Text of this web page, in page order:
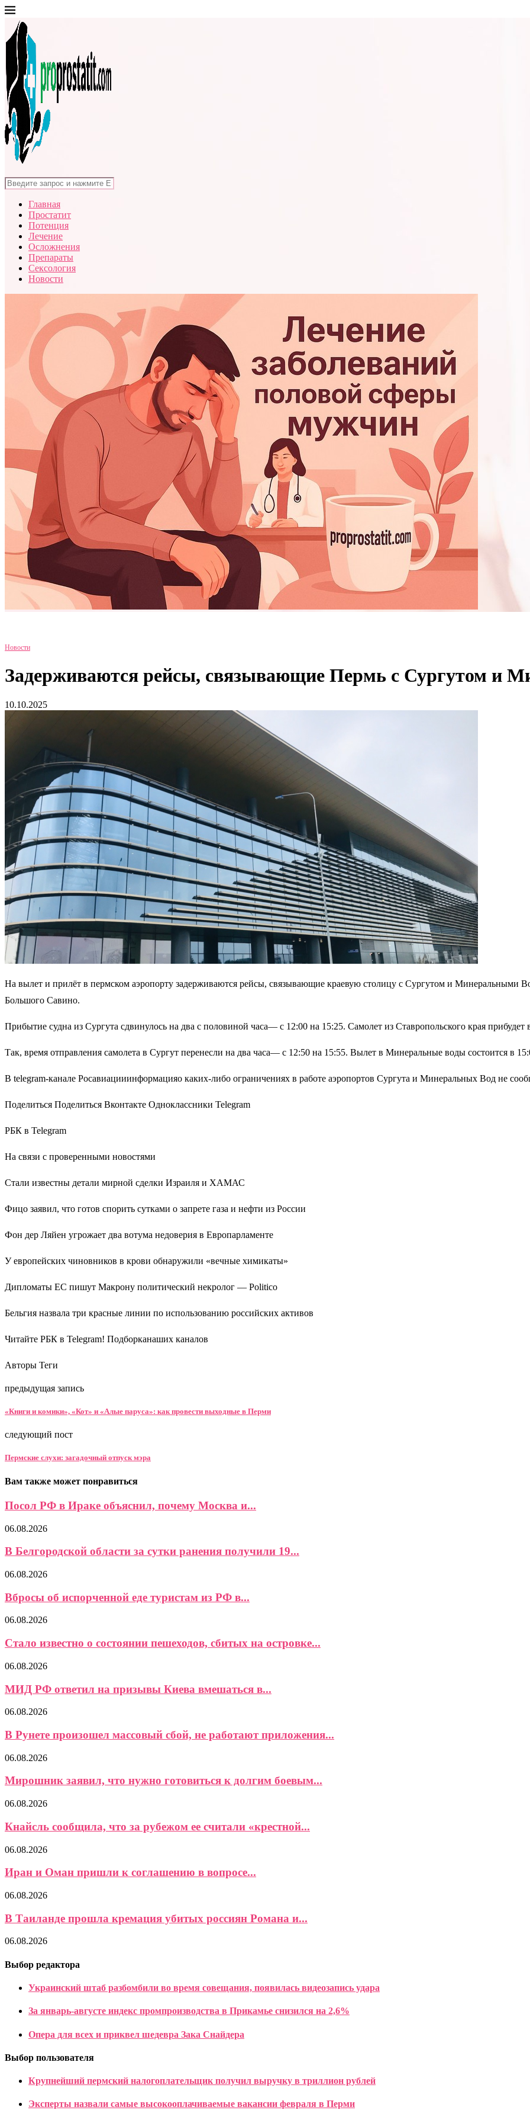
Главная
Простатит
Потенция
Лечение
Осложнения
Препараты
Сексология
Новости
Новости
Задерживаются рейсы, связывающие Пермь с Сургутом и
10.10.2025
На вылет и прилёт в пермском аэропорту задерживаются рейсы, связывающие краевую столицу с Сургутом и Минеральными
Большого Савино.
Прибытие судна из Сургута сдвинулось на два с половиной часа— с 12:00 на 15:25. Самолет из Ставропольского края прибудет
Так, время отправления самолета в Сургут перенесли на два часа— с 12:50 на 15:55. Вылет в Минеральные воды состоится в
В telegram-канале Росавиацииинформацияо каких-либо ограничениях в работе аэропортов Сургута и Минеральных Вод не
Поделиться Поделиться Вконтакте Одноклассники Telegram
РБК в Telegram
На связи с проверенными новостями
Стали известны детали мирной сделки Израиля и ХАМАС
Фицо заявил, что готов спорить сутками о запрете газа и нефти из России
Фон дер Ляйен угрожает два вотума недоверия в Европарламенте
У европейских чиновников в крови обнаружили «вечные химикаты»
Дипломаты ЕС пишут Макрону политический некролог — Politico
Бельгия назвала три красные линии по использованию российских активов
Читайте РБК в Telegram! Подборканаших каналов
Авторы Теги
предыдущая запись
«Книги и комики», «Кот» и «Алые паруса»: как провести выходные в Перми
следующий пост
Пермские слухи: загадочный отпуск мэра
Вам также может понравиться
Посол РФ в Ираке объяснил, почему Москва и...
06.08.2026
В Белгородской области за сутки ранения получили 19...
06.08.2026
Вбросы об испорченной еде туристам из РФ в...
06.08.2026
Стало известно о состоянии пешеходов, сбитых на островке...
06.08.2026
МИД РФ ответил на призывы Киева вмешаться в...
06.08.2026
В Рунете произошел массовый сбой, не работают приложения...
06.08.2026
Мирошник заявил, что нужно готовиться к долгим боевым...
06.08.2026
Кнайсль сообщила, что за рубежом ее считали «крестной...
06.08.2026
Иран и Оман пришли к соглашению в вопросе...
06.08.2026
В Таиланде прошла кремация убитых россиян Романа и...
06.08.2026
Выбор редактора
Украинский штаб разбомбили во время совещания, появилась видеозапись удара
За январь-августе индекс промпроизводства в Прикамье снизился на 2,6%
Опера для всех и приквел шедевра Зака Снайдера
Выбор пользователя
Крупнейший пермский налогоплательщик получил выручку в триллион рублей
Эксперты назвали самые высокооплачиваемые вакансии февраля в Перми